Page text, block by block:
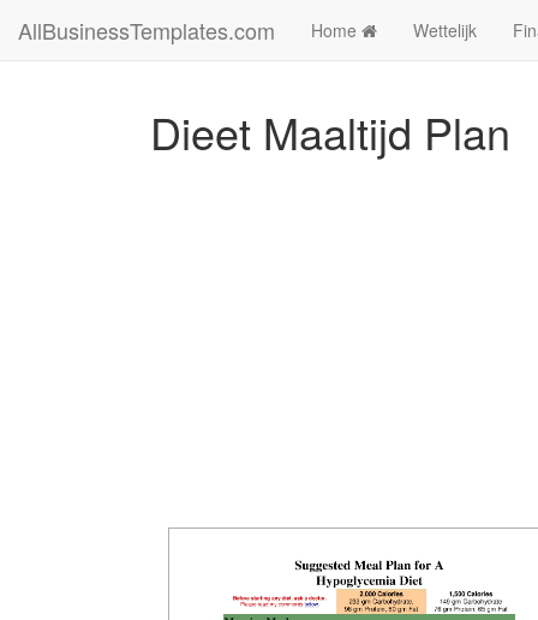
AllBusinessTemplates.com Home Wettelijk
Dieet Maaltijd Plan